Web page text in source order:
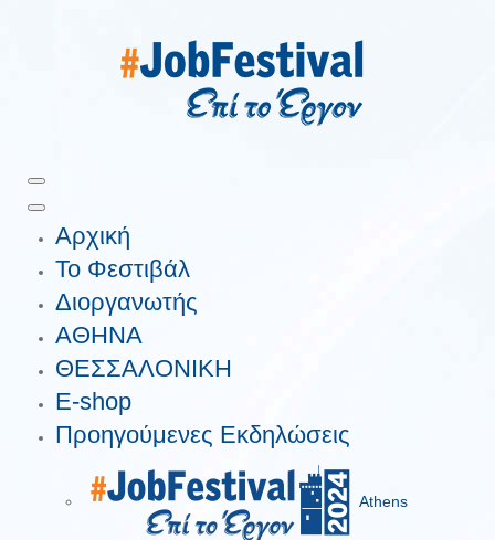
Αρχική
Το Φεστιβάλ
Διοργανωτής
ΑΘΗΝΑ
ΘΕΣΣΑΛΟΝΙΚΗ
E-shop
Προηγούμενες Εκδηλώσεις
Athens